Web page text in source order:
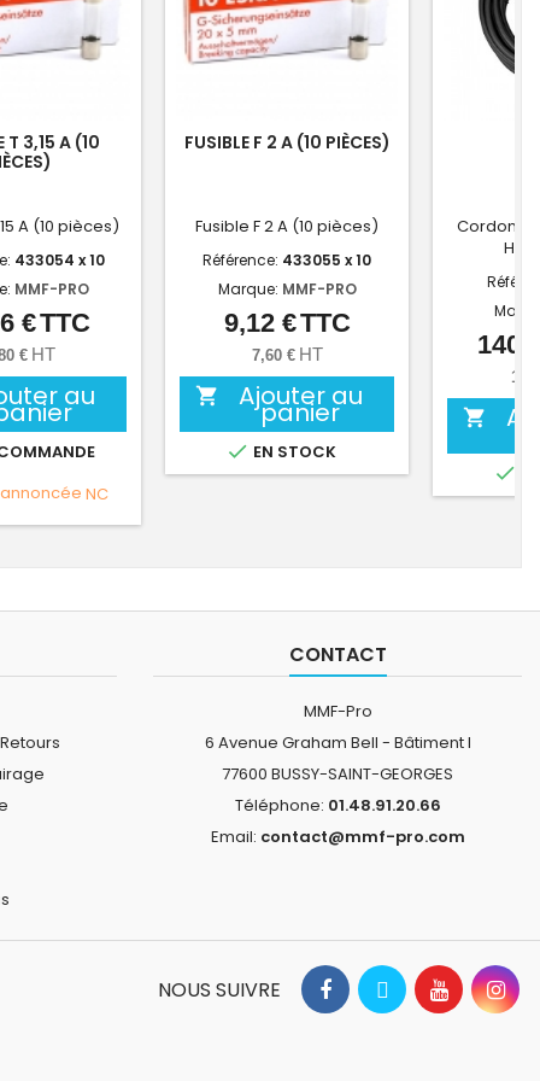
T 3,15 A (10
A (10 pièces)
433054 x 10
MMF-PRO
Prix
€TTC
€ HT
au
NC
FUSIBLE F 2 A (10 PIÈCES)
Fusible F 2 A (10 pièces)
Référence: 433055 x 10
Marque: MMF-PRO
Prix
9,12 €TTC
7,60 € HT
 Ajouter au
panier
 EN STOCK
Cordon


CONTACT
MMF-Pro
6 Avenue Graham Bell - Bâtiment I
77600 BUSSY-SAINT-GEORGES
Téléphone: 01.48.91.20.66
Email: contact@mmf-pro.com
NOUS SUIVRE